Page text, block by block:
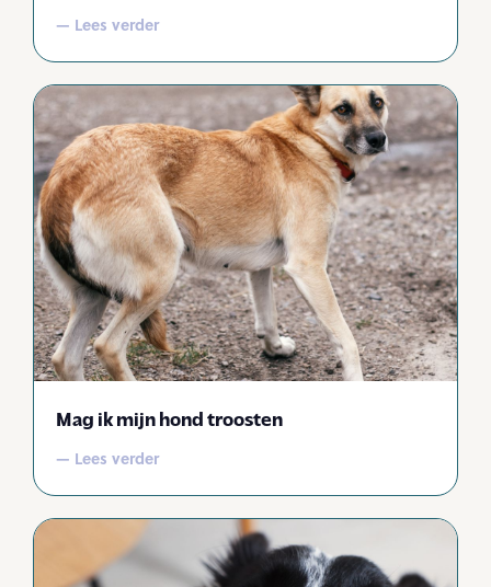
— Lees verder
Mag ik mijn hond troosten
— Lees verder